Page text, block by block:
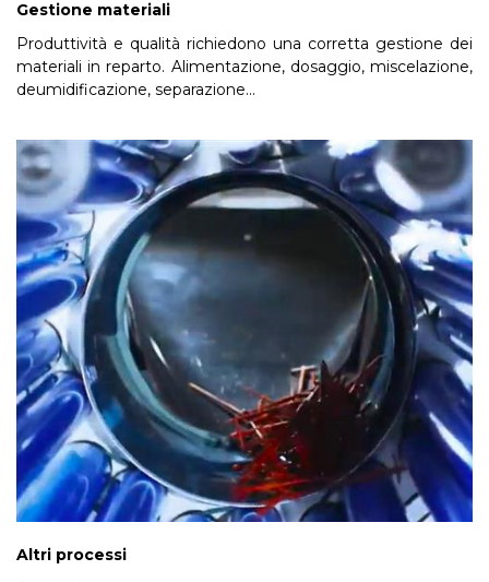
Gestione materiali
Produttività e qualità richiedono una corretta gestione dei
materiali in reparto. Alimentazione, dosaggio, miscelazione,
deumidificazione, separazione...
Altri processi